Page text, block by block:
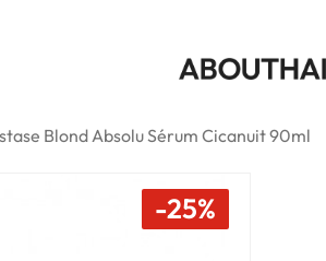
Blond Absolu Sérum Cicanuit 90ml
-25%